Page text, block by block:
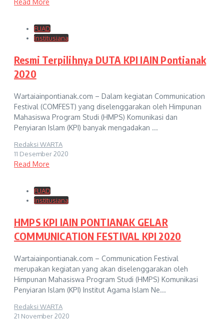
FUAD
Institusiana
Resmi Terpilihnya DUTA KPI IAIN Pontianak
2020
Wartaiainpontianak.com – Dalam kegiatan Communication
Festival (COMFEST) yang diselenggarakan oleh Himpunan
Mahasiswa Program Studi (HMPS) Komunikasi dan
Penyiaran Islam (KPI) banyak mengadakan ...
Redaksi WARTA
11 Desember 2020
Read More
FUAD
Institusiana
HMPS KPI IAIN PONTIANAK GELAR
COMMUNICATION FESTIVAL KPI 2020
Wartaiainpontianak.com – Communication Festival
merupakan kegiatan yang akan diselenggarakan oleh
Himpunan Mahasiswa Program Studi (HMPS) Komunikasi
Penyiaran Islam (KPI) Institut Agama Islam Ne...
Redaksi WARTA
21 November 2020